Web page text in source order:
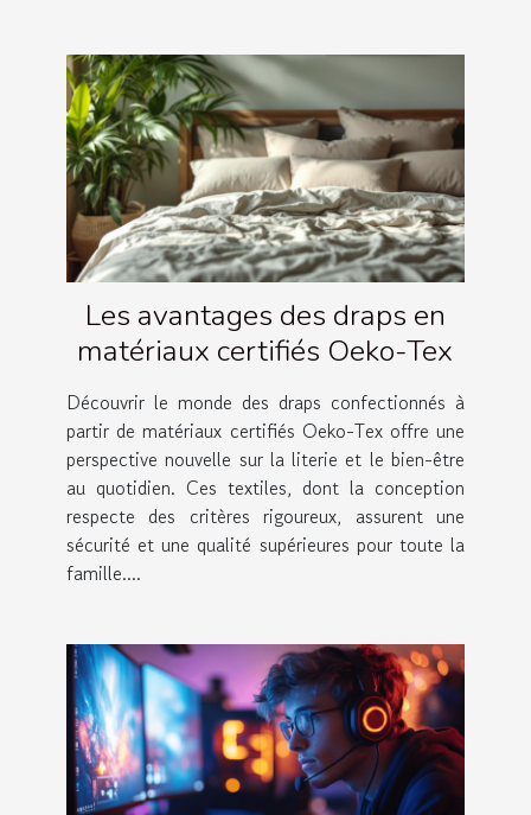
Les avantages des draps en
matériaux certifiés Oeko-Tex
Découvrir le monde des draps confectionnés à
partir de matériaux certifiés Oeko-Tex offre une
perspective nouvelle sur la literie et le bien-être
au quotidien. Ces textiles, dont la conception
respecte des critères rigoureux, assurent une
sécurité et une qualité supérieures pour toute la
famille....